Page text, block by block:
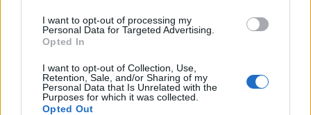
I want to opt-out of processing my
Personal Data for Targeted Advertising.
Opted In
I want to opt-out of Collection, Use,
Retention, Sale, and/or Sharing of my
Personal Data that Is Unrelated with the
Purposes for which it was collected.
Opted Out
LIITTYVÄT ARTIKKELIT LISÄÄ TEKIJÄLTÄ
Leijonat julkisti ketjut Sveitsi-peliin –
Aleksander Barkov tekee paluun
kaukaloon